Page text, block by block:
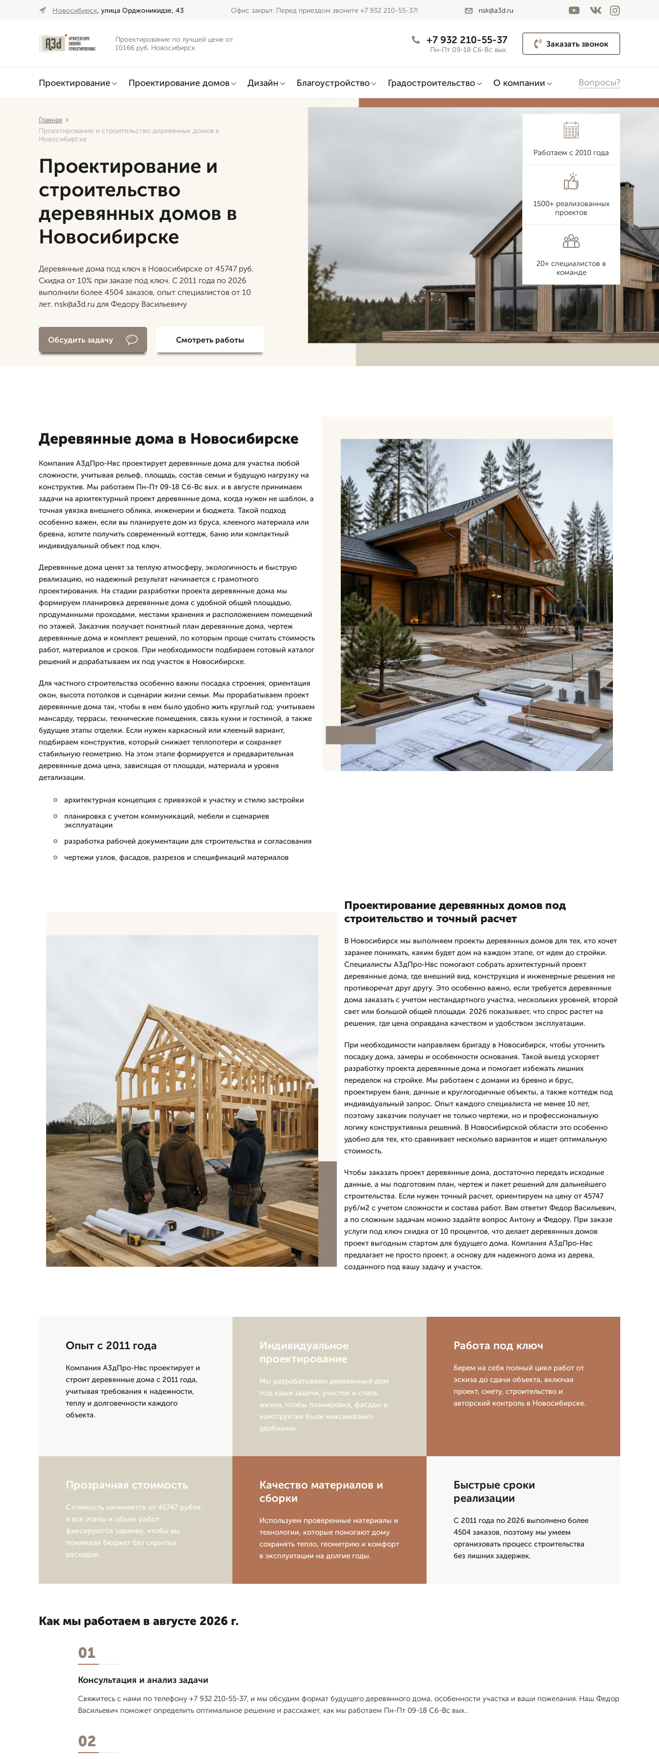
Новосибирск, улица Орджоникидзе, 43 Офис закрыт. Перед приездом звоните +7 932 210-55-37! nsk@a3d.ru
Проектирование по лучшей цене от
10166 руб. Новосибирск
+7 932 210-55-37
Пн-Пт 09-18 Сб-Вс вых.
Заказать звонок
Проектирование Проектирование домов Дизайн Благоустройство Градостроительство О компании Вопросы?
Главная
Проектирование и строительство деревянных домов в
Новосибирске
Проектирование и
строительство
деревянных домов в
Новосибирске
Деревянные дома под ключ в Новосибирске от 45747 руб.
Скидка от 10% при заказе под ключ. С 2011 года по 2026
выполнили более 4504 заказов, опыт специалистов от 10
лет. nsk@a3d.ru для Федору Васильевичу
Обсудить задачу Смотреть работы
Работаем с 2010 года
1500+ реализованных
проектов
20+ специалистов в
команде
Деревянные дома в Новосибирске
Компания А3дПро-Нвс проектирует деревянные дома для участка любой
сложности, учитывая рельеф, площадь, состав семьи и будущую нагрузку на
конструктив. Мы работаем Пн-Пт 09-18 Сб-Вс вых. и в августе принимаем
задачи на архитектурный проект деревянные дома, когда нужен не шаблон, а
точная увязка внешнего облика, инженерии и бюджета. Такой подход
особенно важен, если вы планируете дом из бруса, клееного материала или
бревна, хотите получить современный коттедж, баню или компактный
индивидуальный объект под ключ.
Деревянные дома ценят за теплую атмосферу, экологичность и быструю
реализацию, но надежный результат начинается с грамотного
проектирования. На стадии разработки проекта деревянные дома мы
формируем планировка деревянные дома с удобной общей площадью,
продуманными проходами, местами хранения и расположением помещений
по этажей. Заказчик получает понятный план деревянные дома, чертеж
деревянные дома и комплект решений, по которым проще считать стоимость
работ, материалов и сроков. При необходимости подбираем готовый каталог
решений и дорабатываем их под участок в Новосибирске.
Для частного строительства особенно важны посадка строения, ориентация
окон, высота потолков и сценарии жизни семьи. Мы прорабатываем проект
деревянные дома так, чтобы в нем было удобно жить круглый год: учитываем
мансарду, террасы, технические помещения, связь кухни и гостиной, а также
будущие этапы отделки. Если нужен каркасный или клееный вариант,
подбираем конструктив, который снижает теплопотери и сохраняет
стабильную геометрию. На этом этапе формируется и предварительная
деревянные дома цена, зависящая от площади, материала и уровня
детализации.
архитектурная концепция с привязкой к участку и стилю застройки
планировка с учетом коммуникаций, мебели и сценариев
эксплуатации
разработка рабочей документации для строительства и согласования
чертежи узлов, фасадов, разрезов и спецификаций материалов
Проектирование деревянных домов под
строительство и точный расчет
В Новосибирск мы выполняем проекты деревянных домов для тех, кто хочет
заранее понимать, каким будет дом на каждом этапе, от идеи до стройки.
Специалисты А3дПро-Нвс помогают собрать архитектурный проект
деревянные дома, где внешний вид, конструкция и инженерные решения не
противоречат друг другу. Это особенно важно, если требуется деревянные
дома заказать с учетом нестандартного участка, нескольких уровней, второй
свет или большой общей площади. 2026 показывает, что спрос растет на
решения, где цена оправдана качеством и удобством эксплуатации.
При необходимости направляем бригаду в Новосибирск, чтобы уточнить
посадку дома, замеры и особенности основания. Такой выезд ускоряет
разработку проекта деревянные дома и помогает избежать лишних
переделок на стройке. Мы работаем с домами из бревно и брус,
проектируем баня, дачные и круглогодичные объекты, а также коттедж под
индивидуальный запрос. Опыт каждого специалиста не менее 10 лет,
поэтому заказчик получает не только чертежи, но и профессиональную
логику конструктивных решений. В Новосибирской области это особенно
удобно для тех, кто сравнивает несколько вариантов и ищет оптимальную
стоимость.
Чтобы заказать проект деревянные дома, достаточно передать исходные
данные, а мы подготовим план, чертеж и пакет решений для дальнейшего
строительства. Если нужен точный расчет, ориентируем на цену от 45747
руб/м2 с учетом сложности и состава работ. Вам ответит Федор Васильевич,
а по сложным задачам можно задайте вопрос Антону и Федору. При заказе
услуги под ключ скидка от 10 процентов, что делает деревянных домов
проект выгодным стартом для будущего дома. Компания А3дПро-Нвс
предлагает не просто проект, а основу для надежного дома из дерева,
созданного под вашу задачу и участок.
Опыт с 2011 года
Компания А3дПро-Нвс проектирует и
строит деревянные дома с 2011 года,
учитывая требования к надежности,
теплу и долговечности каждого
объекта.
Индивидуальное
проектирование
Мы разрабатываем деревянный дом
под ваши задачи, участок и стиль
жизни, чтобы планировка, фасады и
конструктив были максимально
удобными.
Работа под ключ
Берем на себя полный цикл работ от
эскиза до сдачи объекта, включая
проект, смету, строительство и
авторский контроль в Новосибирске.
Прозрачная стоимость
Стоимость начинается от 45747 рубля,
а все этапы и объем работ
фиксируются заранее, чтобы вы
понимали бюджет без скрытых
расходов.
Качество материалов и
сборки
Используем проверенные материалы и
технологии, которые помогают дому
сохранять тепло, геометрию и комфорт
в эксплуатации на долгие годы.
Быстрые сроки
реализации
С 2011 года по 2026 выполнено более
4504 заказов, поэтому мы умеем
организовать процесс строительства
без лишних задержек.
Как мы работаем в августе 2026 г.
01
Консультация и анализ задачи
Свяжитесь с нами по телефону +7 932 210-55-37, и мы обсудим формат будущего деревянного дома, особенности участка и ваши пожелания. Наш Федор
Васильевич поможет определить оптимальное решение и расскажет, как мы работаем Пн-Пт 09-18 Сб-Вс вых..
02